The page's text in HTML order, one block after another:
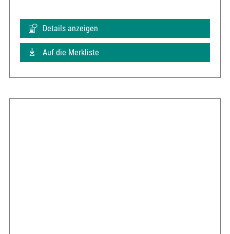
Details anzeigen
Auf die Merkliste